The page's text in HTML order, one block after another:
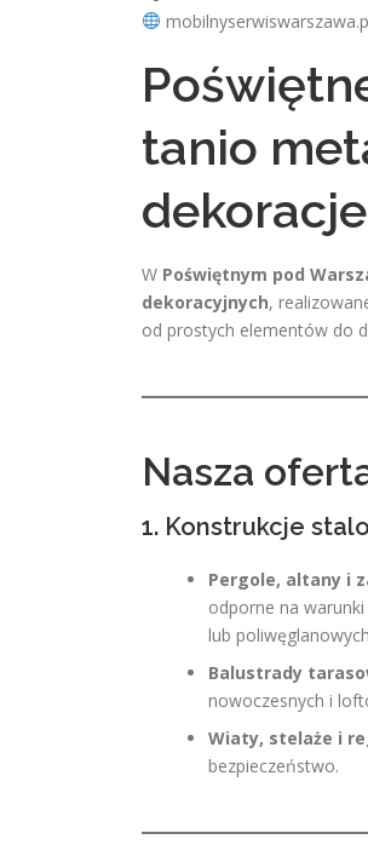
tanio
dekoracje
W Poświętnym pod
dekoracyjnych,
od prostych elementów do
Nasza
1. Konstrukcje
Pergole, altany i
odporne na
lub
Balustrady
nowoczesnych i
Wiaty, stelaże i
bezpieczeństwo.